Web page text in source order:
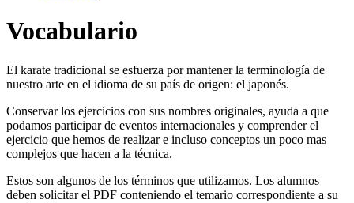
Vocabulario
El karate tradicional se esfuerza por mantener la terminología de
nuestro arte en el idioma de su país de origen: el japonés.
Conservar los ejercicios con sus nombres originales, ayuda a que
podamos participar de eventos internacionales y comprender el
ejercicio que hemos de realizar e incluso conceptos un poco mas
complejos que hacen a la técnica.
Estos son algunos de los términos que utilizamos. Los alumnos
deben solicitar el PDF conteniendo el temario correspondiente a su